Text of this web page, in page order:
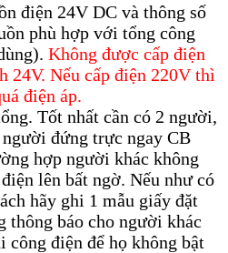
điện 24V DC và thông số
phù hợp với tổng công
Không được cấp điện
24V. Nếu cấp điện 220V thì
điện áp.
Tốt nhất cần có 2 người,
đứng trực ngay CB
hợp người khác không
lên bất ngờ. Nếu như có
hãy ghi 1 mẫu giấy đặt
thông báo cho người khác
công điện để họ không bật